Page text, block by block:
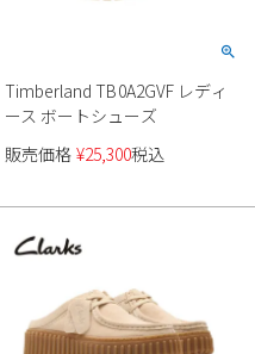
Timberland TB0A2GVF レディ
ース ボートシューズ
販売価格 ¥25,300税込